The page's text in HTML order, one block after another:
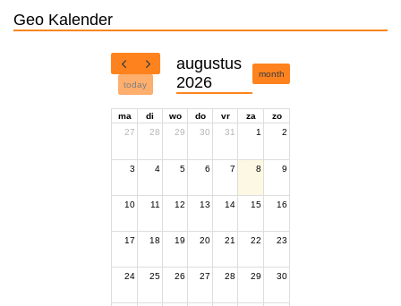
Geo Kalender
today
augustus
2026
month
ma di wo do vr za
zo
27
28 29 30 31 1 2
3 4 5 6 7 8 9
10 11 12 13 14 15 16
17 18 19 20 21 22 23
24 25 26 27 28 29 30